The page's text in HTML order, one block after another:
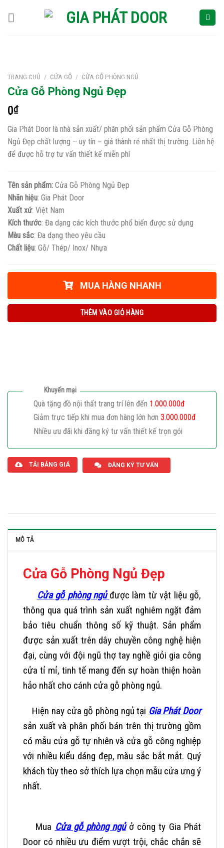
TRANG CHỦ / CỬA GỖ / CỬA GỖ PHÒNG NGỦ
Cửa Gỗ Phòng Ngủ Đẹp
0₫
Gia Phát Door là nhà sản xuất/ phân phối sản phẩm Cửa Gỗ Phòng
Ngủ Đẹp chất lượng – uy tín – giá thành rẻ nhất thị trường. Liên hệ
để được hỗ trợ tư vấn thiết kế miễn phí
Tên sản phẩm: Cửa Gỗ Phòng Ngủ Đẹp
Nhãn hiệu: Gia Phát Door
Xuất xứ: Việt Nam
Kích thước: Đa dạng các kích thước phổ biến được sử dụng
Màu sắc: Đa dạng theo yêu cầu
Chất liệu: Gỗ/ Thép/ Inox/ Nhựa
MUA HÀNG NHANH
THÊM VÀO GIỎ HÀNG
Khuyến mại
Quà tặng đồ nội thất trang trí lên đến 1.000.000đ
Giảm trực tiếp khi mua đơn hàng lớn hơn 3.000.000đ
Nhiều ưu đãi khi đăng ký tư vấn thiết kế trọn gói
TẢI BẢNG GIÁ ĐĂNG KÝ TƯ VẤN
MÔ TẢ
Cửa Gỗ Phòng Ngủ Đẹp
Cửa gỗ phòng ngủđược làm từ vật liệu gỗ,
thông qua quá trình sản xuất nghiêm ngặt đảm
bảo tiêu chuẩn thông số kỹ thuật. Sản phẩm
được sản xuất trên dây chuyền công nghệ hiện
đại, cùng với đội ngũ thợ tay nghề giỏi gia công
cửa tỉ mỉ, tinh tế mang đến sự hoàn thiện hoàn
hảo nhất cho cánh cửa gỗ phòng ngủ.
Hiện nay cửa gỗ phòng ngủ tại Gia Phát Door
sản xuất và phân phối bán trên thị trường gồm
có mẫu cửa gỗ tự nhiên và cửa gỗ công nghiệp
với nhiều kiểu dáng đẹp, màu sắc bắt mắt. Quý
khách tùy theo sở thích lựa chọn mẫu cửa ưng ý
nhất.
Mua Cửa gỗ phòng ngủ ở công ty Gia Phát
Door có nhiều ưu điểm vượt trội, chắc chắn sẽ